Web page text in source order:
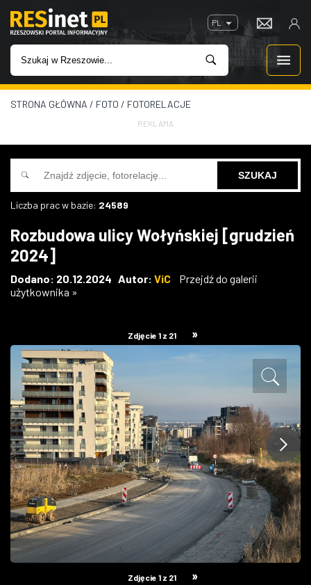
PL
WIADOMOŚCI
INWESTYCJE
IMPREZY
W KINACH
GASTRONOMIA
W RZESZOWIE
STRONA GŁÓWNA / FOTO / FOTORELACJE
REKLAMA
Liczba prac w bazie: 24589
Rozbudowa ulicy Wołyńskiej [grudzień
2024]
Dodano: 20.12.2024 Autor: ViC
Przejdź do galerii
użytkownika »
Zdjęcie 1 z 21 »
Zdjęcie 1 z 21 »